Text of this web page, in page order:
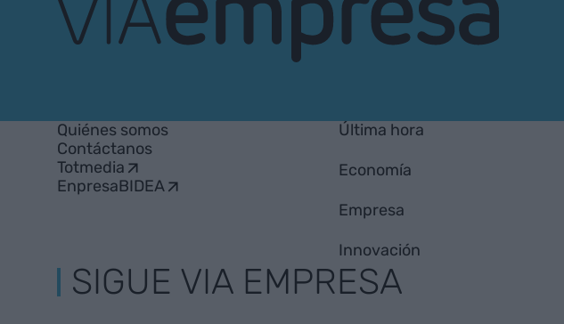
Quiénes somos
Contáctanos
Totmedia
EnpresaBIDEA
Última hora
Economía
Empresa
Innovación
SIGUE VIA EMPRESA